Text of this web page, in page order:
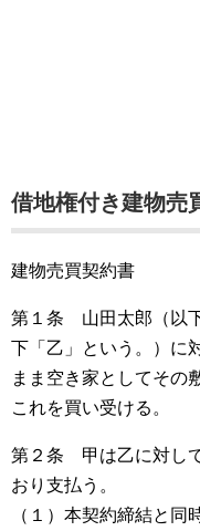
借地権付き建物売
建物売買契約書
第１条 山田太郎（以
下「乙」という。）に
まま空き家としてその
これを買い受ける。
第２条 甲は乙に対し
おり支払う。
（１）本契約締結と